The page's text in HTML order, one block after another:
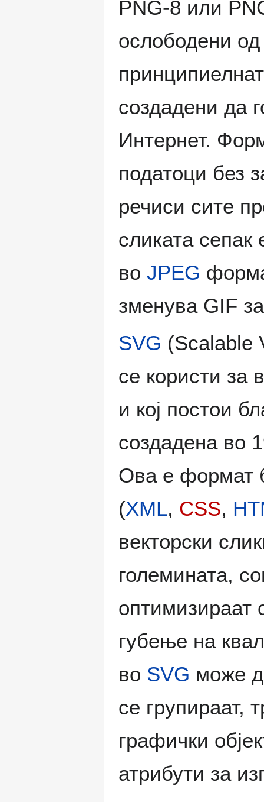
PNG-8 или
ослободени од
создадени да
Интернет.
податоци без
речиси сите
сликата сепак
во JPEG
зменува GIF
SVG (Scalable
се користи за
и кој постои
создадена во
Ова е формат
(XML, CSS,
векторски
големината,
оптимизираат
губење на
во SVG може
се групираат,
графички
атрибути за